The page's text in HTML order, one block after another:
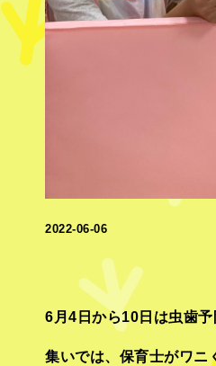
2022-06-06
6月4日から10日は虫歯
集いでは、保育士がワニ